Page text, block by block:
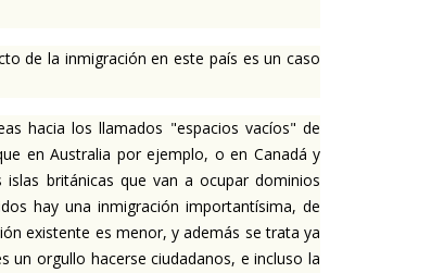
de la inmigración en este país es un caso
hacia los llamados "espacios vacíos" de
en Australia por ejemplo, o en Canadá y
británicas que van a ocupar dominios
hay una inmigración importantísima, de
existente es menor, y además se trata ya
un orgullo hacerse ciudadanos, e incluso la